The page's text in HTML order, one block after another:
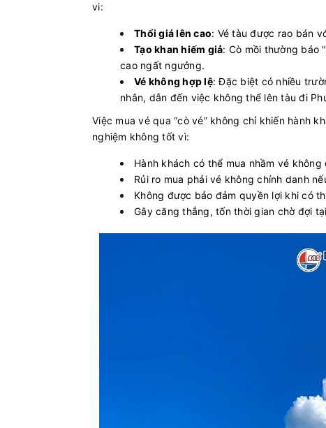
vi:
Thổi giá lên cao: Vé tàu được rao bán
Tạo khan hiếm giả: Cò mồi thường báo
cao ngất ngưởng.
Vé không hợp lệ: Đặc biệt có nhiều
nhân, dẫn đến việc không thể lên tàu đi
Việc mua vé qua “cò vé” không chỉ khiến hành
nghiệm không tốt vì:
Hành khách có thể mua nhầm vé
Rủi ro mua phải vé không chính danh
Không được bảo đảm quyền lợi khi có
Gây căng thẳng, tốn thời gian chờ đợi